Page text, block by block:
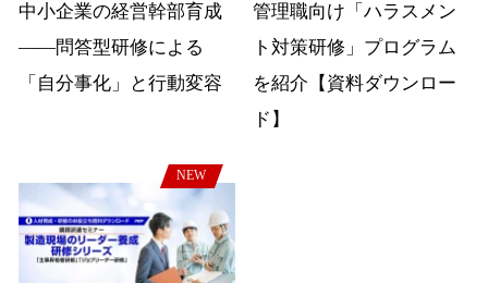
中小企業の経営幹部育成
――問答型研修による
「自分事化」と行動変容
管理職向け「ハラスメン
ト対策研修」プログラム
を紹介【資料ダウンロー
ド】
NEW